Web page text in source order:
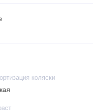
коляски